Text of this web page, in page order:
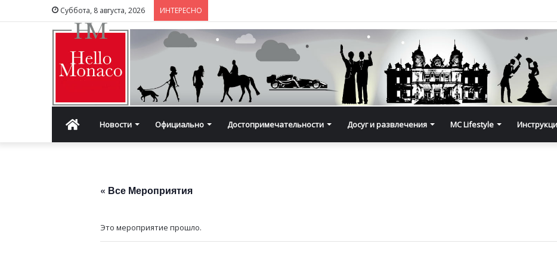
Суббота, 8 августа, 2026 ИНТЕРЕСНО
ГлавнаяНовости Официально Достопримечательности Досуг и развлечения MC Lifestyle
« Все Мероприятия
Это мероприятие прошло.